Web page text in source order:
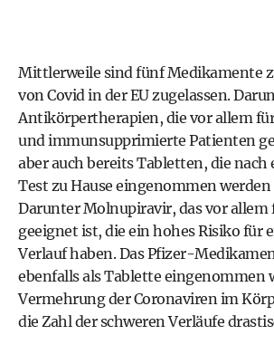
Mittlerweile sind fünf Medikamente
von Covid in der EU zugelassen.
Antikörpertherapien, die vor allem
und immunsupprimierte Patienten
aber auch bereits Tabletten, die
Test zu Hause eingenommen
Darunter Molnupiravir, das vor allem
geeignet ist, die ein hohes Risiko für
Verlauf haben. Das Pfizer-
ebenfalls als Tablette eingenommen
Vermehrung der Coronaviren im
die Zahl der schweren Verläufe